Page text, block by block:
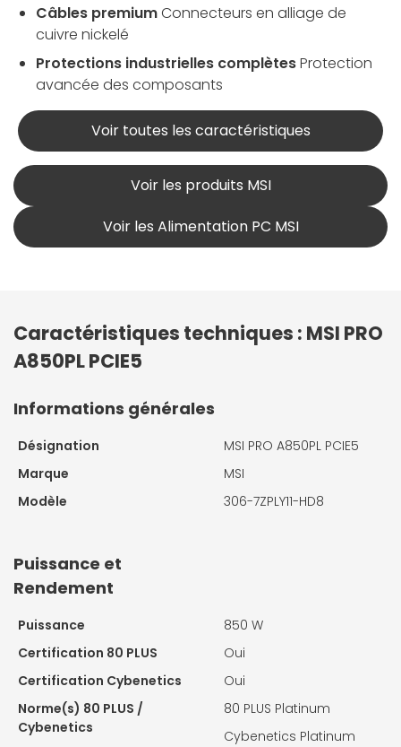
Câbles premiumConnecteurs en alliage de
cuivre nickelé
Protections industrielles complètesProtection
avancée des composants
Voir toutes les caractéristiques
Voir les produits MSI
Voir les Alimentation PC MSI
Caractéristiques techniques : MSI PRO
A850PL PCIE5
Informations générales
Désignation
MSI PRO A850PL PCIE5
Marque
MSI
Modèle
306-7ZPLY11-HD8
Puissance et
Rendement
Puissance
850 W
Certification 80 PLUS
Oui
Certification Cybenetics
Oui
Norme(s) 80 PLUS /
Cybenetics
80 PLUS Platinum
Cybenetics Platinum